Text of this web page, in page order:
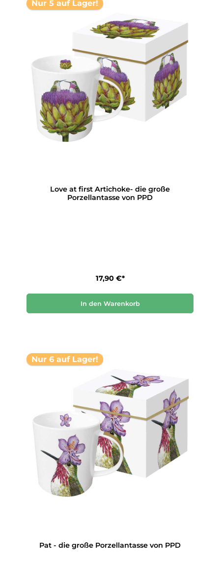
Nur 5 auf Lager!
Love at first Artichoke- die große
Porzellantasse von PPD
17,90 €*
In den Warenkorb
Nur 6 auf Lager!
Pat - die große Porzellantasse von PPD